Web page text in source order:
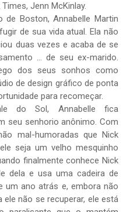
Jenn McKinlay.
de Boston, Annabelle Martin
de sua vida atual. Ela não
duas vezes e acaba de se
... de seu ex-marido.
dos seus sonhos como
de design gráfico de ponta
para recomeçar.
do Sol, Annabelle fica
seu senhorio anônimo. Com
mal-humoradas que Nick
seja um velho mesquinho
finalmente conhece Nick
dela e usa uma cadeira de
um ano atrás e, embora não
não se recuperar, ele está